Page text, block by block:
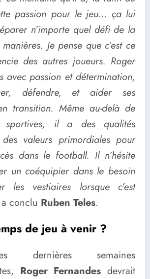
passion pour le jeu… ça lui
n’importe quel défi de la
Je pense que c’est ce
des autres joueurs. Roger
avec passion et détermination,
défendre, et aider ses
transition. Même au-delà de
sportives, il a des qualités
valeurs primordiales pour
dans le football. Il n’hésite
un coéquipier dans le besoin
les vestiaires lorsque c’est
conclu Ruben Teles.
de jeu à venir ?
dernières semaines
Roger Fernandes devrait